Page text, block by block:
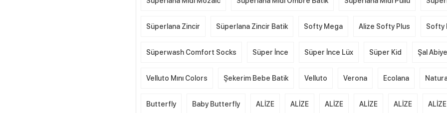
Süperlana Zincir Süperlana Zincir Batik Softy Mega Alize Softy Plus Softy
Süperwash Comfort Socks Süper İnce Süper İnce Lüx Süper Kid Şal Abiye
Velluto Mını Colors Şekerim Bebe Batik Velluto Verona Ecolana
Butterfly Baby Butterfly ALİZE ALİZE ALİZE ALİZE ALİZE ALİZE